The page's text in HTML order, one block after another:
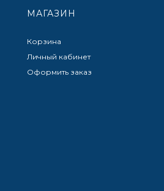
МАГАЗИН
Корзина
Личный кабинет
Оформить заказ